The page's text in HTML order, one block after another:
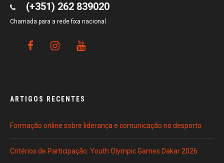
(+351) 262 839020
Chamada para a rede fixa nacional
ARTIGOS RECENTES
Formação online sobre liderança e comunicação no desporto
Critérios de Participação: Youth Olympic Games Dakar 2026